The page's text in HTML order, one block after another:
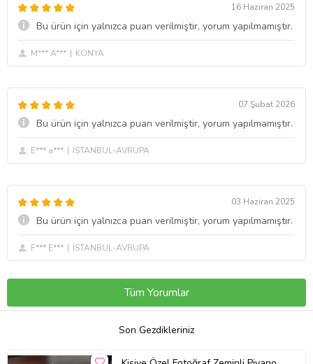
16 Haziran 2025
Bu ürün için yalnızca puan verilmiştir, yorum yapılmamıştır.
M*** A*** KONYA
07 Şubat 2026
Bu ürün için yalnızca puan verilmiştir, yorum yapılmamıştır.
E*** a*** İSTANBUL-AVRUPA
03 Haziran 2025
Bu ürün için yalnızca puan verilmiştir, yorum yapılmamıştır.
F*** E*** İSTANBUL-AVRUPA
Tüm Yorumlar
Son Gezdikleriniz